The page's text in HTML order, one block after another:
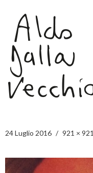
24 Luglio 2016 921 × 921